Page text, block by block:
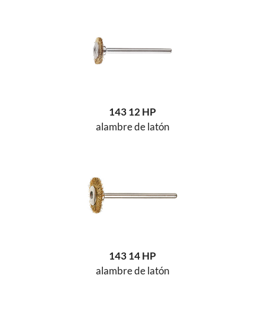
143 12 HP
alambre de latón
143 14 HP
alambre de latón